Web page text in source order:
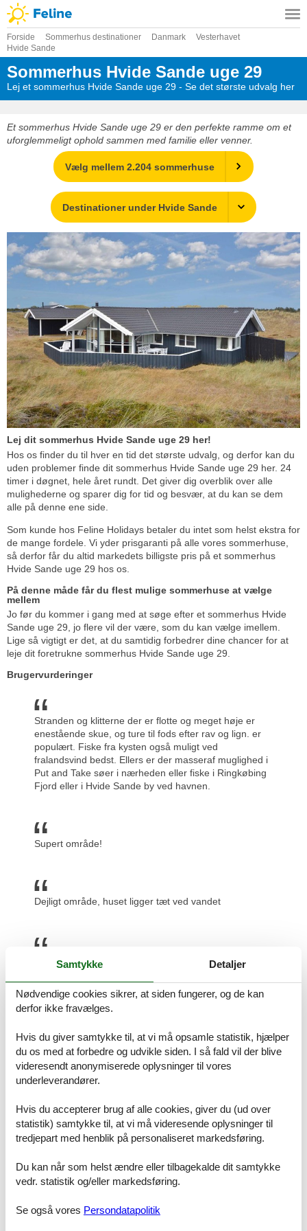
Forside Sommerhus destinationer Danmark
Vesterhavet
Hvide Sande
Sommerhus Hvide Sande uge 29
Lej et sommerhus Hvide Sande uge 29 - Se det største udvalg her
Et sommerhus Hvide Sande uge 29 er den perfekte ramme om et
uforglemmeligt ophold sammen med familie eller venner.
Vælg mellem 2.204 sommerhuse
Destinationer under Hvide Sande
Lej dit sommerhus Hvide Sande uge 29 her!
Hos os finder du til hver en tid det største udvalg, og derfor kan du
uden problemer finde dit sommerhus Hvide Sande uge 29 her. 24
timer i døgnet, hele året rundt. Det giver dig overblik over alle
mulighederne og sparer dig for tid og besvær, at du kan se dem
alle på denne ene side.
Som kunde hos Feline Holidays betaler du intet som helst ekstra for
de mange fordele. Vi yder prisgaranti på alle vores sommerhuse,
så derfor får du altid markedets billigste pris på et sommerhus
Hvide Sande uge 29 hos os.
På denne måde får du flest mulige sommerhuse at vælge
mellem
Jo før du kommer i gang med at søge efter et sommerhus Hvide
Sande uge 29, jo flere vil der være, som du kan vælge imellem.
Lige så vigtigt er det, at du samtidig forbedrer dine chancer for at
leje dit foretrukne sommerhus Hvide Sande uge 29.
Brugervurderinger
Stranden og klitterne der er flotte og meget høje er
enestående skue, og ture til fods efter rav og lign. er
populært. Fiske fra kysten også muligt ved
fralandsvind bedst. Ellers er der masseraf muglighed i
Put and Take søer i nærheden eller fiske i Ringkøbing
Fjord eller i Hvide Sande by ved havnen.
Supert område!
Dejligt område, huset ligger tæt ved vandet
Dejlig natur, Hvide sande er en hyggelig by, med en
del spisesteder.
Prisgaranti og kundeservice
betyder kort og godt at vi garanterer dig, at der ikke er én eneste af
vores konkurrenter, som udlejer dit foretrukne sommerhus Hvide
Sande uge 29 til en pris, som er billigere end vores.
Hvis der en sjælden gang sker en smutter i vores priskontrol,
konto.
Hvis du sidder tilbage med spørgsmål eller særlige ønsker i
forbindelse med din søgning efter et sommerhus Hvide Sande uge
info@feline.dk eller ring på 8724 2251.
Kundevurderinger af Feline Holidays
Samtykke Detaljer
Nødvendige cookies sikrer, at siden fungerer, og de kan
derfor ikke fravælges.
Hvis du giver samtykke til, at vi må opsamle statistik, hjælper
du os med at forbedre og udvikle siden. I så fald vil der blive
videresendt anonymiserede oplysninger til vores
underleverandører.
Hvis du accepterer brug af alle cookies, giver du (ud over
statistik) samtykke til, at vi må videresende oplysninger til
tredjepart med henblik på personaliseret markedsføring.
Du kan når som helst ændre eller tilbagekalde dit samtykke
vedr. statistik og/eller markedsføring.
Se også vores Persondatapolitik